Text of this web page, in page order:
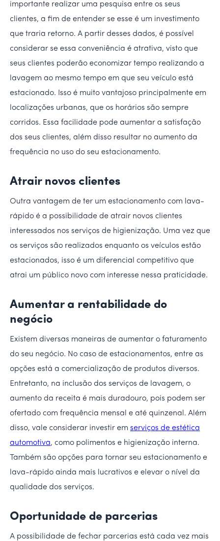
importante realizar uma pesquisa entre os seus
clientes, a fim de entender se esse é um investimento
que traria retorno. A partir desses dados, é possível
considerar se essa conveniência é atrativa, visto que
seus clientes poderão economizar tempo realizando a
lavagem ao mesmo tempo em que seu veículo está
estacionado. Isso é muito vantajoso principalmente em
localizações urbanas, que os horários são sempre
corridos. Essa facilidade pode aumentar a satisfação
dos seus clientes, além disso resultar no aumento da
frequência no uso do seu estacionamento.
Atrair novos clientes
Outra vantagem de ter um estacionamento com lava-
rápido é a possibilidade de atrair novos clientes
interessados nos serviços de higienização. Uma vez que
os serviços são realizados enquanto os veículos estão
estacionados, isso é um diferencial competitivo que
atrai um público novo com interesse nessa praticidade.
Aumentar a rentabilidade do
negócio
Existem diversas maneiras de aumentar o faturamento
do seu negócio. No caso de estacionamentos, entre as
opções está a comercialização de produtos diversos.
Entretanto, na inclusão dos serviços de lavagem, o
aumento da receita é mais duradouro, pois podem ser
ofertado com frequência mensal e até quinzenal. Além
disso, vale considerar investir em serviços de estética
automotiva, como polimentos e higienização interna.
Também são opções para tornar seu estacionamento e
lava-rápido ainda mais lucrativos e elevar o nível da
qualidade dos serviços.
Oportunidade de parcerias
A possibilidade de fechar parcerias está cada vez mais